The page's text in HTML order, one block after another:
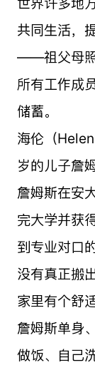
共同生活，
——祖父母照
所有工作成
储蓄。
海伦（
岁的儿子詹
詹姆斯在安
完大学并获
到专业对口
没有真正搬
家里有个舒
詹姆斯单身
做饭、自己